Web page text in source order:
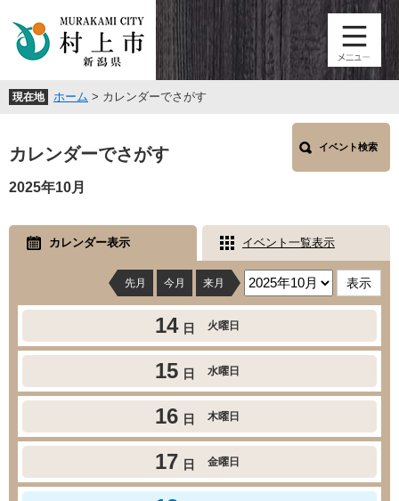
頭
。
飛
て
文
現在地 ホーム > カレンダーでさがす
文
カレンダーでさがす イベント検索
2025年10月
カレンダー表示 イベント一覧表示
先月 今月 来月
14 日 火曜日
15 日 水曜日
16 日 木曜日
17 日 金曜日